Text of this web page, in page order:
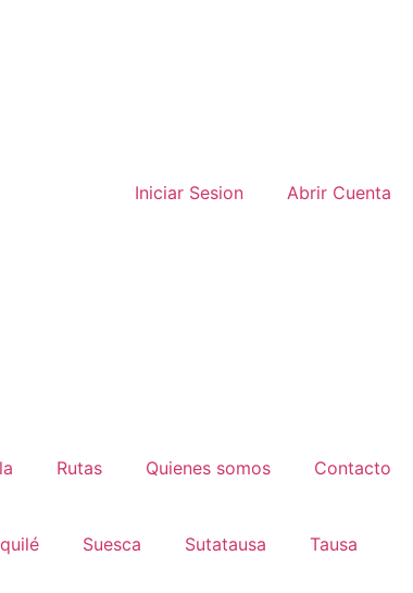
Iniciar Sesion Abrir Cuenta
Rutas Quienes somos Contacto
Suesca Sutatausa Tausa